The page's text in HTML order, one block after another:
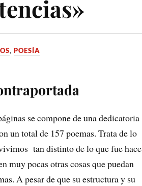
,POESÍA
se compone de una dedicatoria
un total de 157 poemas. Trata de lo
tan distinto de lo que fue hace
muy pocas otras cosas que puedan
A pesar de que su estructura y su